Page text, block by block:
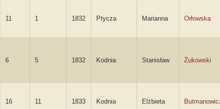
11 1 1832 Ptycza Marianna Orłowska
6 5 1832 Kodnia Stanisław Żukowski
16 11 1833 Kodnia Elżbieta